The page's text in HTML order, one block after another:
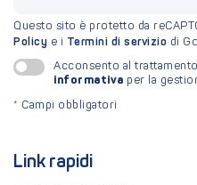
Link rapidi
Questo sito è protetto da
Policy e i Termini di servizio di
Acconsento al
informativa per la
* Campi obbligatori